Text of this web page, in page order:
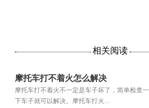
相关阅读
摩托车打不着火怎么解决
摩托车打不着火不一定是车子坏了，简单检查一
下车子就可以解决。摩托车打火...